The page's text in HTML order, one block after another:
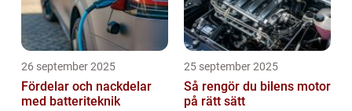
26 september 2025
Fördelar och nackdelar
med batteriteknik
25 september 2025
Så rengör du bilens motor
på rätt sätt